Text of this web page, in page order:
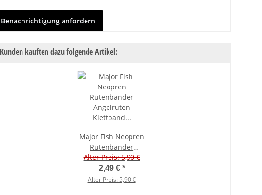
Benachrichtigung anfordern
Kunden kauften dazu folgende Artikel:
Major Fish Neopren
Rutenbänder
Angelruten
Klettband 4 Stück
Alter Preis: 5,90 €
2,49 € *
Alter Preis:5,90 €